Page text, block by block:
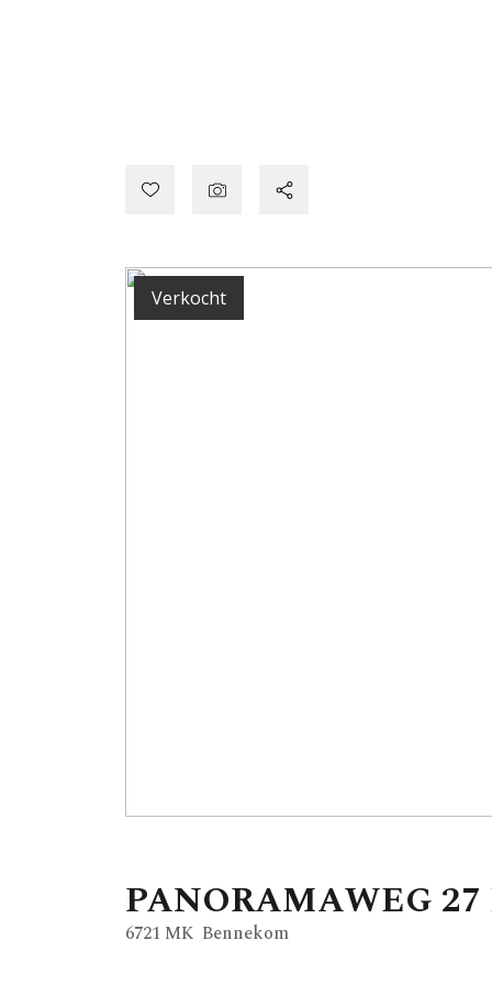
Verkocht
PANORAMAWEG 27
6721 MK Bennekom